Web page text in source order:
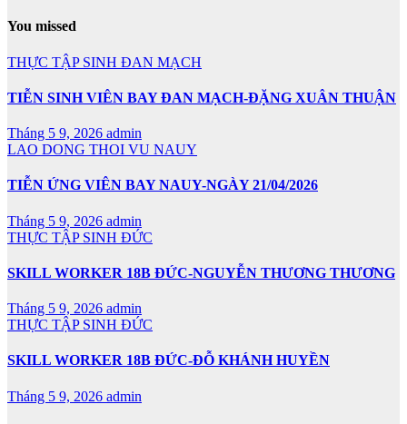
You missed
THỰC TẬP SINH ĐAN MẠCH
TIỄN SINH VIÊN BAY ĐAN MẠCH-ĐẶNG XUÂN THUẬN
Tháng 5 9, 2026 admin
LAO DONG THOI VU NAUY
TIỄN ỨNG VIÊN BAY NAUY-NGÀY 21/04/2026
Tháng 5 9, 2026 admin
THỰC TẬP SINH ĐỨC
SKILL WORKER 18B ĐỨC-NGUYỄN THƯƠNG THƯƠNG
Tháng 5 9, 2026 admin
THỰC TẬP SINH ĐỨC
SKILL WORKER 18B ĐỨC-ĐỖ KHÁNH HUYỀN
Tháng 5 9, 2026 admin